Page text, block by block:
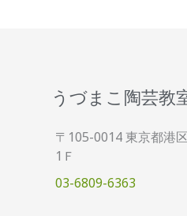
うづまこ陶芸教
〒105-0014 東京都港
1Ｆ
03-6809-6363